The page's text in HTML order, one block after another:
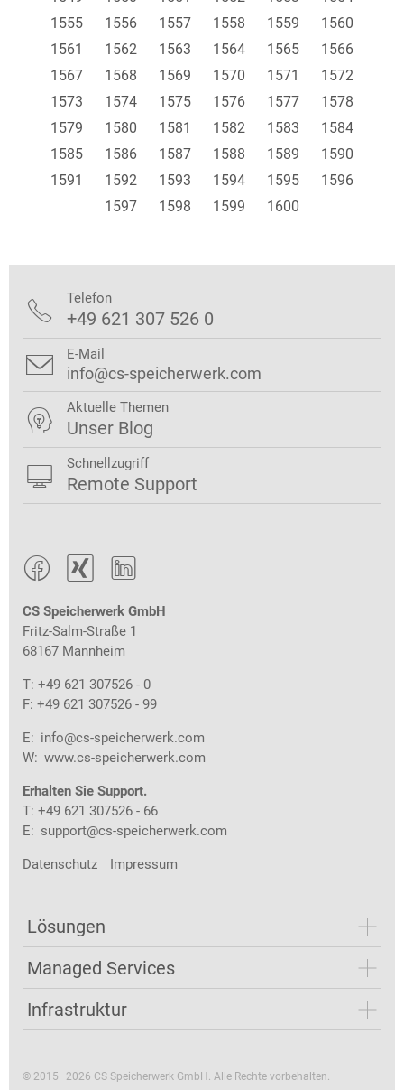
1555
1556 1557 1558 1559
1560
1561
1562 1563 1564 1565
1566
1567
1568 1569 1570 1571
1572
1573
1574 1575 1576 1577
1578
1579
1580 1581 1582 1583
1584
1585
1586 1587 1588 1589
1590
1591
1592 1593 1594 1595
1596
1597
1598 1599 1600
  
CS Speicherwerk GmbH
Fritz-Salm-Straße 1
68167 Mannheim
T: +49 621 307526 - 0
F: +49 621 307526 - 99
E: info@cs-speicherwerk.com
W: www.cs-speicherwerk.com
Erhalten Sie Support.
T: +49 621 307526 - 66
E: support@cs-speicherwerk.com
Datenschutz Impressum
Lösungen
Managed Services
Infrastruktur
 Telefon
+49 621 307 526 0
 E-Mail
info@cs-speicherwerk.com
 Aktuelle Themen
Unser Blog
 Schnellzugriff
Remote Support
© 2015–2026 CS Speicherwerk GmbH. Alle Rechte vorbehalten.